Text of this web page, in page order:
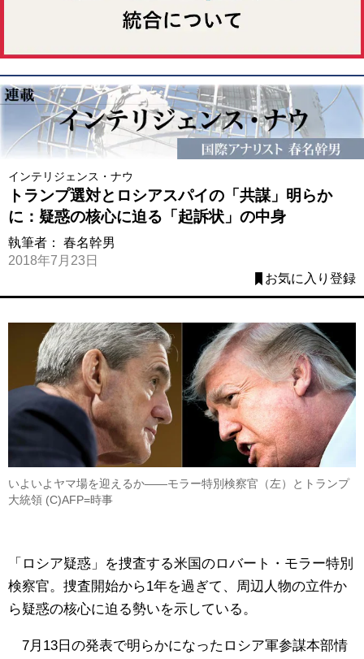
インテリジェンス・ナウ
トランプ選対とロシアスパイの「共謀」明らか
に：疑惑の核心に迫る「起訴状」の中身
執筆者： 春名幹男
2018年7月23日
お気に入り登録
いよいよヤマ場を迎えるか――モラー特別検察官（左）とトランプ
大統領 (C)AFP=時事
「ロシア疑惑」を捜査する米国のロバート・モラー特別
検察官。捜査開始から1年を過ぎて、周辺人物の立件か
ら疑惑の核心に迫る勢いを示している。
7月13日の発表で明らかになったロシア軍参謀本部情